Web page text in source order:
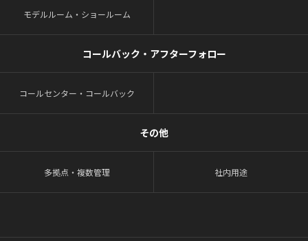
モデルルーム・ショールーム
コールバック・アフターフォロー
コールセンター・コールバック
その他
多拠点・複数管理 社内用途